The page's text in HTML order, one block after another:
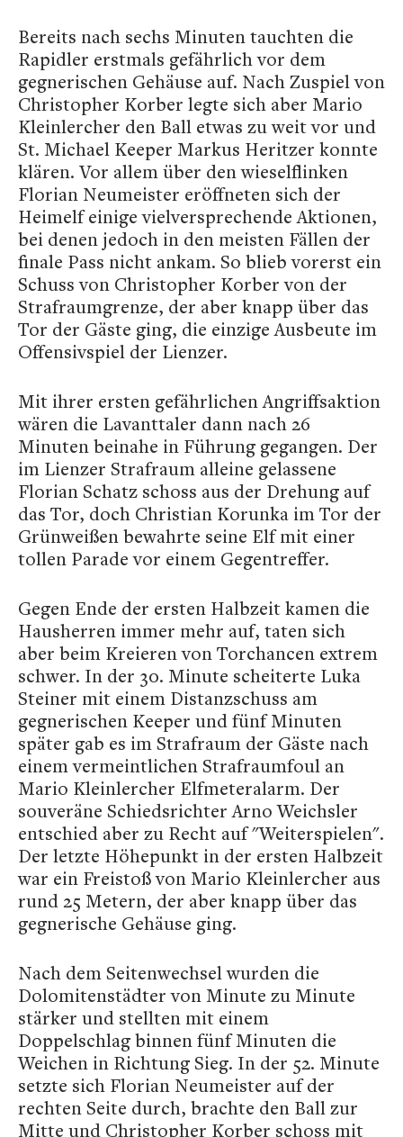
Bereits nach sechs Minuten tauchten die
Rapidler erstmals gefährlich vor dem
gegnerischen Gehäuse auf. Nach Zuspiel von
Christopher Korber legte sich aber Mario
Kleinlercher den Ball etwas zu weit vor und
St. Michael Keeper Markus Heritzer konnte
klären. Vor allem über den wieselflinken
Florian Neumeister eröffneten sich der
Heimelf einige vielversprechende Aktionen,
bei denen jedoch in den meisten Fällen der
finale Pass nicht ankam. So blieb vorerst ein
Schuss von Christopher Korber von der
Strafraumgrenze, der aber knapp über das
Tor der Gäste ging, die einzige Ausbeute im
Offensivspiel der Lienzer.
Mit ihrer ersten gefährlichen Angriffsaktion
wären die Lavanttaler dann nach 26
Minuten beinahe in Führung gegangen. Der
im Lienzer Strafraum alleine gelassene
Florian Schatz schoss aus der Drehung auf
das Tor, doch Christian Korunka im Tor der
Grünweißen bewahrte seine Elf mit einer
tollen Parade vor einem Gegentreffer.
Gegen Ende der ersten Halbzeit kamen die
Hausherren immer mehr auf, taten sich
aber beim Kreieren von Torchancen extrem
schwer. In der 30. Minute scheiterte Luka
Steiner mit einem Distanzschuss am
gegnerischen Keeper und fünf Minuten
später gab es im Strafraum der Gäste nach
einem vermeintlichen Strafraumfoul an
Mario Kleinlercher Elfmeteralarm. Der
souveräne Schiedsrichter Arno Weichsler
entschied aber zu Recht auf "Weiterspielen".
Der letzte Höhepunkt in der ersten Halbzeit
war ein Freistoß von Mario Kleinlercher aus
rund 25 Metern, der aber knapp über das
gegnerische Gehäuse ging.
Nach dem Seitenwechsel wurden die
Dolomitenstädter von Minute zu Minute
stärker und stellten mit einem
Doppelschlag binnen fünf Minuten die
Weichen in Richtung Sieg. In der 52. Minute
setzte sich Florian Neumeister auf der
rechten Seite durch, brachte den Ball zur
Mitte und Christopher Korber schoss mit